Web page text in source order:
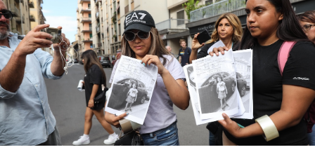
PODCAST
NEWSLETTER
I MIEI PREFERITI